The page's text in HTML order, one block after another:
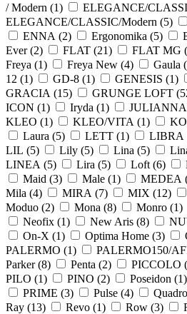
/ Modern (1) ELEGANCE/
ELEGANCE/CLASSIC/Modern (5)
ENNA (2) Ergonomika (5)
Ever (2) FLAT (21) FLAT MG (
Freya (1) Freya New (4) Gaula (
12 (1) GD-8 (1) GENESIS (1)
GRACIA (15) GRUNGE LOFT (
ICON (1) Iryda (1)
KLEO (1) KLEO/VITA (1)
Laura (5) LETT (1) LIBRA
LIL (5) Lily (5) Lina (5)
LINEA (5) Lira (5) Loft (6)
Maid (3) Male (1) MEDEA
Mila (4) MIRA (7) MIX (12)
Moduo (2) Mona (8) Monro (1)
Neofix (1) New Aris (8)
On-X (1) Optima Home (3)
PALERMO (1) PALERMO150/
Parker (8) Penta (2) PICCOLO (
PILO (1) PINO (2) Poseidon (1)
PRIME (3) Pulse (4)
Ray (13) Revo (1) Row (3)